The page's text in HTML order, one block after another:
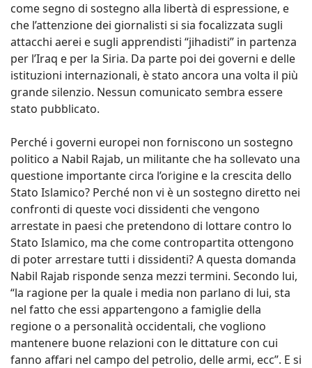
come segno di sostegno alla libertà di espressione, e
che l’attenzione dei giornalisti si sia focalizzata sugli
attacchi aerei e sugli apprendisti “jihadisti” in partenza
per l’Iraq e per la Siria. Da parte poi dei governi e delle
istituzioni internazionali, è stato ancora una volta il più
grande silenzio. Nessun comunicato sembra essere
stato pubblicato.
Perché i governi europei non forniscono un sostegno
politico a Nabil Rajab, un militante che ha sollevato una
questione importante circa l’origine e la crescita dello
Stato Islamico? Perché non vi è un sostegno diretto nei
confronti di queste voci dissidenti che vengono
arrestate in paesi che pretendono di lottare contro lo
Stato Islamico, ma che come contropartita ottengono
di poter arrestare tutti i dissidenti? A questa domanda
Nabil Rajab risponde senza mezzi termini. Secondo lui,
“la ragione per la quale i media non parlano di lui, sta
nel fatto che essi appartengono a famiglie della
regione o a personalità occidentali, che vogliono
mantenere buone relazioni con le dittature con cui
fanno affari nel campo del petrolio, delle armi, ecc”. E si